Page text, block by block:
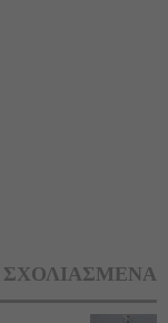
ΣΧΟΛΙΑΣΜΕΝΑ